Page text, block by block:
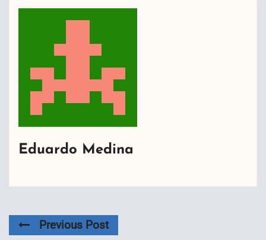
Eduardo Medina
Previous Post